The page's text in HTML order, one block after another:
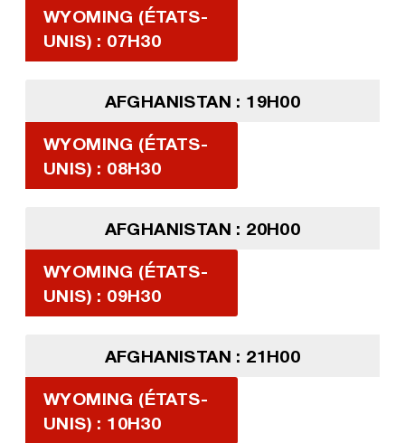
WYOMING (ÉTATS-
UNIS) : 07H30
AFGHANISTAN : 19H00
WYOMING (ÉTATS-
UNIS) : 08H30
AFGHANISTAN : 20H00
WYOMING (ÉTATS-
UNIS) : 09H30
AFGHANISTAN : 21H00
WYOMING (ÉTATS-
UNIS) : 10H30